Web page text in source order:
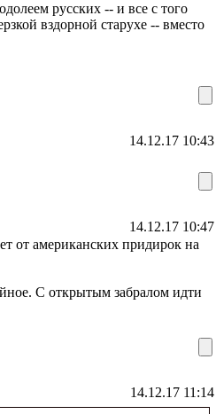
русских -- и все с того
вздорной старухе -- вместо
14.12.17 10:43
14.12.17 10:47
от американских придирок на
С открытым забралом идти
14.12.17 11:14